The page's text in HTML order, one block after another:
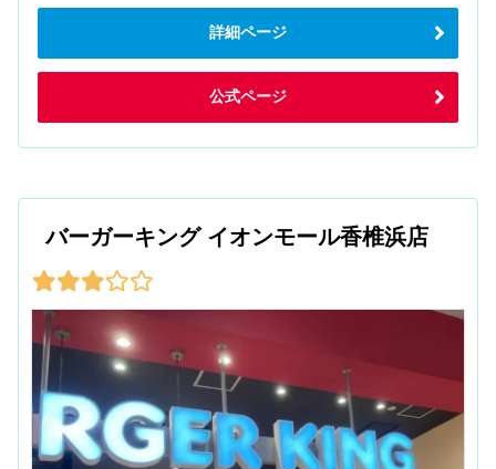
詳細ページ
公式ページ
バーガーキング イオンモール香椎浜店